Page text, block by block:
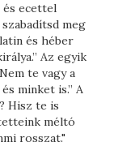
és ecettel
meg
és héber
Az egyik
te vagy a
minket is.” A
Hisz te is
méltó
rosszat."